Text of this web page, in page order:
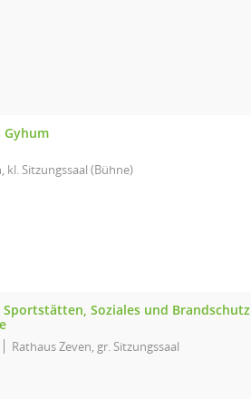
Gyhum
kl. Sitzungssaal (Bühne)
Sportstätten, Soziales und Brandschutz
Rathaus Zeven, gr. Sitzungssaal